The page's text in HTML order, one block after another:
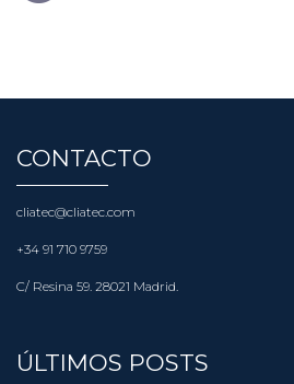
CONTACTO
cliatec@cliatec.com
+34 91 710 9759
C/ Resina 59. 28021 Madrid.
ÚLTIMOS POSTS